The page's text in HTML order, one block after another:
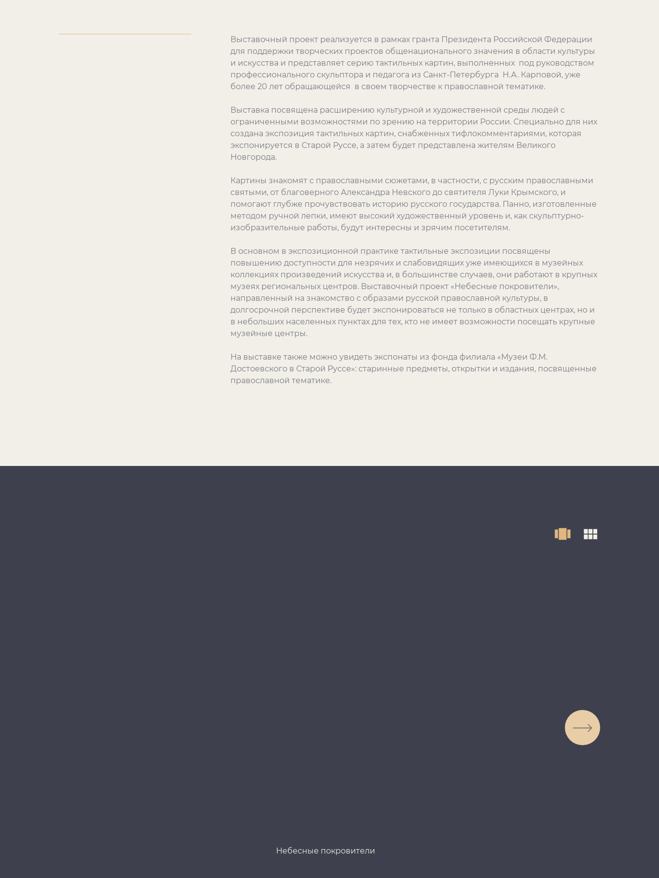
Выставочный проект реализуется в рамках гранта Президента Российской Федерации
для поддержки творческих проектов общенационального значения в области культуры
и искусства и представляет серию тактильных картин, выполненных под руководством
профессионального скульптора и педагога из Санкт-Петербурга Н.А. Карповой, уже
более 20 лет обращающейся в своем творчестве к православной тематике.
Выставка посвящена расширению культурной и художественной среды людей с
ограниченными возможностями по зрению на территории России. Специально для них
создана экспозиция тактильных картин, снабженных тифлокомментариями, которая
экспонируется в Старой Руссе, а затем будет представлена жителям Великого
Новгорода.
Картины знакомят с православными сюжетами, в частности, с русским православными
святыми, от благоверного Александра Невского до святителя Луки Крымского, и
помогают глубже прочувствовать историю русского государства. Панно, изготовленные
методом ручной лепки, имеют высокий художественный уровень и, как скульптурно-
изобразительные работы, будут интересны и зрячим посетителям.
В основном в экспозиционной практике тактильные экспозиции посвящены
повышению доступности для незрячих и слабовидящих уже имеющихся в музейных
коллекциях произведений искусства и, в большинстве случаев, они работают в крупных
музеях региональных центров. Выставочный проект «Небесные покровители»,
направленный на знакомство с образами русской православной культуры, в
долгосрочной перспективе будет экспонироваться не только в областных центрах, но и
в небольших населенных пунктах для тех, кто не имеет возможности посещать крупные
музейные центры.
На выставке также можно увидеть экспонаты из фонда филиала «Музеи Ф.М.
Достоевского в Старой Руссе»: старинные предметы, открытки и издания, посвященные
православной тематике.
Небесные покровители